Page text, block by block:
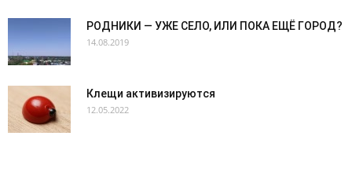
РОДНИКИ — УЖЕ СЕЛО, ИЛИ ПОКА ЕЩЁ ГОРОД?
14.08.2019
Клещи активизируются
12.05.2022